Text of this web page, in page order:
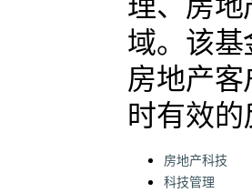
域。该
房地产
时有效
Categories:
房地产科技
科技管理